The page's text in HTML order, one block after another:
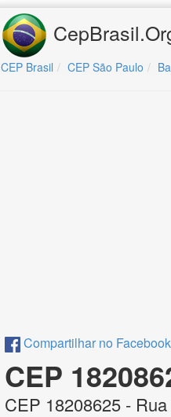
CEP Brasil CEP São Paulo
Compartilhar no Facebook
CEP
CEP 18208625 -